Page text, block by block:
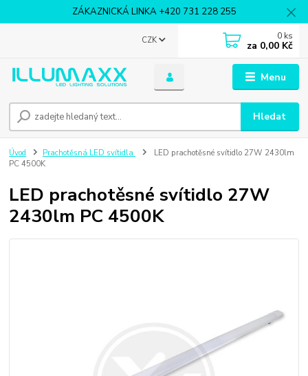
ZÁKAZNICKÁ LINKA +420 731 228 255
Menu
CZK
Hledat
0 ks
za 0,00 Kč
Úvod Prachotěsná LED svítidla
LED prachotěsné svítidlo 27W 2430lm
PC 4500K
LED prachotěsné svítidlo 27W
2430lm PC 4500K